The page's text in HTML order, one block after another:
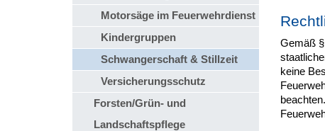
Motorsäge im Feuerwehrdienst
Kindergruppen
Schwangerschaft & Stillzeit
Versicherungsschutz
Forsten/Grün- und
Landschaftspflege
Gemäß
keine